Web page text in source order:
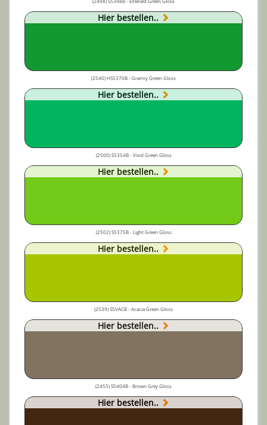
Hier bestellen..
(2540) HS5370B - Granny Green Gloss
Hier bestellen..
(2500) S5354B - Vivid Green Gloss
Hier bestellen..
(2502) S5375B - Light Green Gloss
Hier bestellen..
(2539) S5VACB - Acacia Green Gloss
Hier bestellen..
(2455) S5404B - Brown Grey Gloss
Hier bestellen..